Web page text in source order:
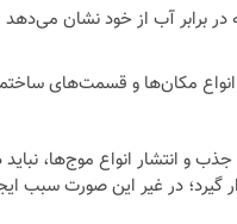
در برابر آب از خود نشان
انواع مکان‌ها و قسمت‌های
و انتشار انواع موج‌ها،
گیرد؛ در غیر این صورت سبب